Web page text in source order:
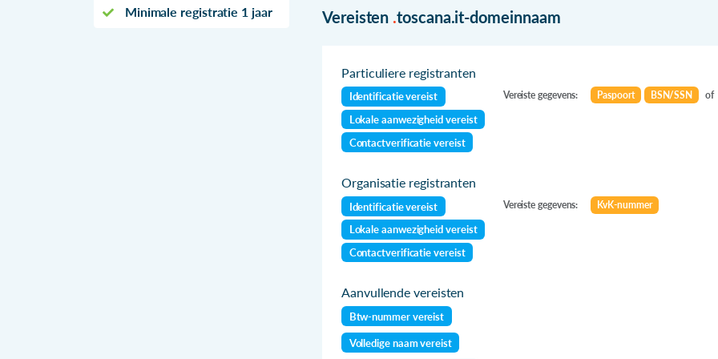
Minimale registratie 1 jaar Vereisten .toscana.it-domeinnaam
Particuliere registranten
Identificatie vereist
Lokale aanwezigheid vereist
Contactverificatie vereist
Vereiste gegevens: Paspoort BSN/SSN of
Organisatie registranten
Identificatie vereist
Lokale aanwezigheid vereist
Contactverificatie vereist
Vereiste gegevens: KvK-nummer
Aanvullende vereisten
Btw-nummer vereist
Volledige naam vereist